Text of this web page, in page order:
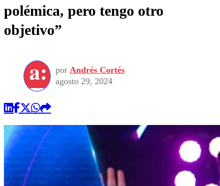
polémica, pero tengo otro
objetivo”
por Andrés Cortés
agosto 29, 2024